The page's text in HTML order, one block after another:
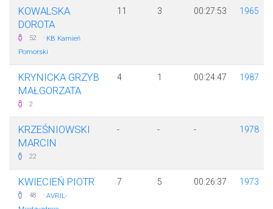
KOWALSKA
DOROTA
52 · KB Kamień
Pomorski
11 3 00:27:53 1965
KRYNICKA GRZYB
MAŁGORZATA
2
4 1 00:24:47 1987
KRZEŚNIOWSKI
MARCIN
22
- - - 1978
KWIECIEŃ PIOTR
48 · AVRIL-
7 5 00:26:37 1973